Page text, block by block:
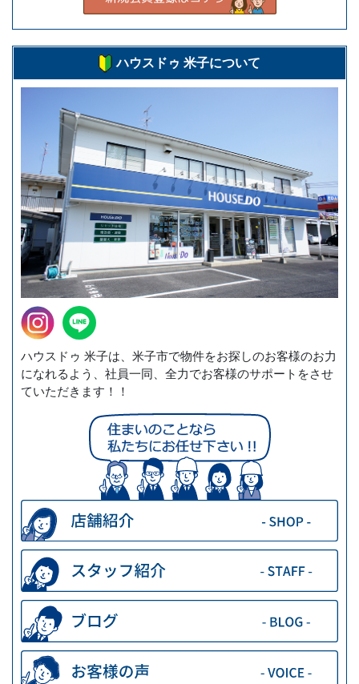
ハウスドゥ 米子について
ハウスドゥ 米子は、米子市で物件をお探しのお客様のお力
になれるよう、社員一同、全力でお客様のサポートをさせ
ていただきます！！